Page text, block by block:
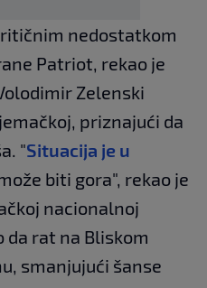
nedostatkom
Patriot, rekao je
Zelenski
priznajući da
"Situacija je u
biti gora", rekao je
nacionalnoj
rat na Bliskom
smanjujući šanse